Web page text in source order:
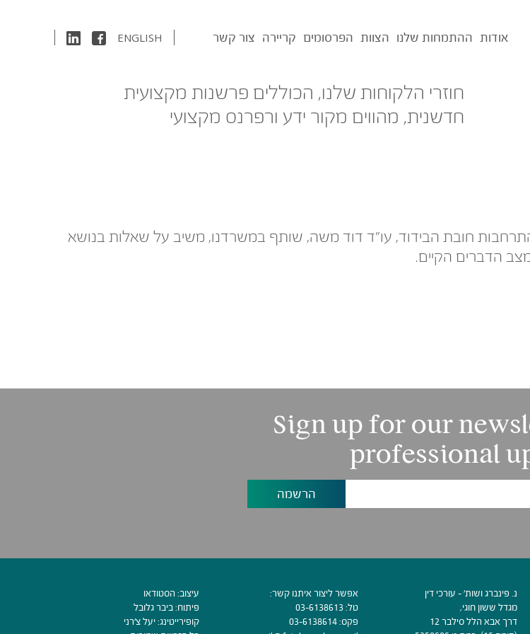
אודות ההתמחות שלנו הצוות הפרסומים קריירה צור קשר ENGLISH
חוזרי הלקוחות שלנו, הכוללים פרשנות מקצועית
חדשנית, מהווים מקור ידע ורפרנס מקצועי
התרחבות חובת הבידוד, עו"ד דוד משה, שותף במשרדנו, משיב על שאלות בנושא
הדברים הקיים.
Sign up for our
professional
נ. פינברג ושות׳ - עורכי דין
מגדל ששון חוגי,
דרך אבא הלל סילבר 12
אפשר ליצור איתנו קשר:
טל: 03-6138613
פקס:03-6138614
עיצוב: הסטודאו
פיתוח:ביבר גלובל
קופירייטינג:יעל צ׳רני